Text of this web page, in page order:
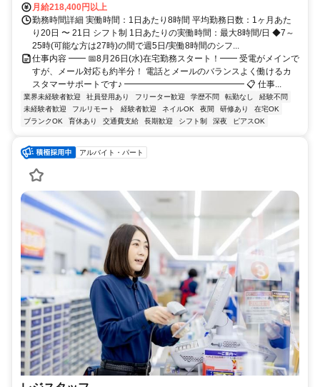
月給218,400円以上
勤務時間詳細 実働時間：1日あたり8時間 平均勤務日数：1ヶ月あた
り20日 〜 21日 シフト制 1日あたりの実働時間：最大8時間/日 ◆7～
25時(可能な方は27時)の間で週5日/実働8時間のシフ...
仕事内容 ━━ 📅8月26日(水)在宅勤務スタート！━━ 受電がメインで
すが、メール対応も約半分！ 電話とメールのバランスよく働けるカ
スタマーサポートです♪ ━━━━━━━━━━━━━━ 📋 仕事...
業界未経験者歓迎 社員登用あり フリーター歓迎 学歴不問 転勤なし
経験不問
未経験者歓迎
フルリモート 経験者歓迎 ネイルOK 夜間 研修あり
在宅OK
ブランクOK
育休あり 交通費支給 長期歓迎 シフト制 深夜 ピアスOK
アルバイト・パート